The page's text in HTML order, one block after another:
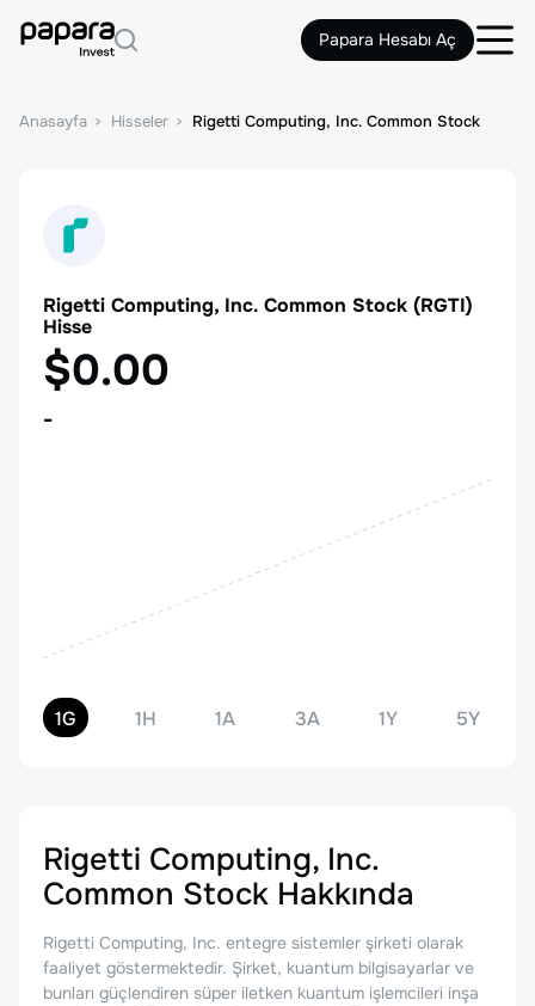
Papara Hesabı Aç
Anasayfa Hisseler Rigetti Computing, Inc. Common Stock
Rigetti Computing, Inc. Common Stock (RGTI)
Hisse
$0.00
-
1G 1H 1A 3A 1Y 5Y
Rigetti Computing, Inc.
Common Stock Hakkında
Rigetti Computing, Inc. entegre sistemler şirketi olarak
faaliyet göstermektedir. Şirket, kuantum bilgisayarlar ve
bunları güçlendiren süper iletken kuantum işlemcileri inşa